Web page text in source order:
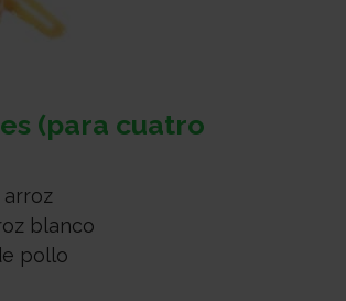
(para cuatro
blanco
pollo